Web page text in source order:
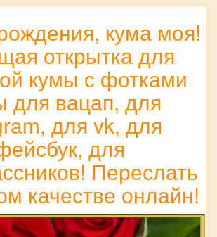
кума моя!
открытка для
кумы с фотками
для вацап, для
для vk, для
для
Переслать
качестве онлайн!